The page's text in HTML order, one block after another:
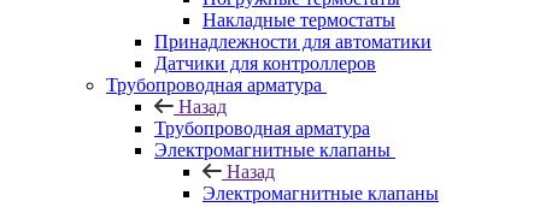
Накладные термостаты
Принадлежности для автоматики
Датчики для контроллеров
Трубопроводная арматура
Назад
Трубопроводная арматура
Электромагнитные клапаны
Назад
Электромагнитные клапаны